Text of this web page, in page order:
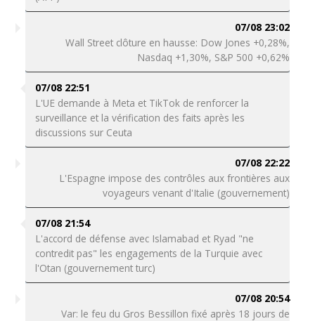
07/08 23:02
Wall Street clôture en hausse: Dow Jones +0,28%,
Nasdaq +1,30%, S&P 500 +0,62%
07/08 22:51
L'UE demande à Meta et TikTok de renforcer la
surveillance et la vérification des faits après les
discussions sur Ceuta
07/08 22:22
L'Espagne impose des contrôles aux frontières aux
voyageurs venant d'Italie (gouvernement)
07/08 21:54
L'accord de défense avec Islamabad et Ryad "ne
contredit pas" les engagements de la Turquie avec
l'Otan (gouvernement turc)
07/08 20:54
Var: le feu du Gros Bessillon fixé après 18 jours de